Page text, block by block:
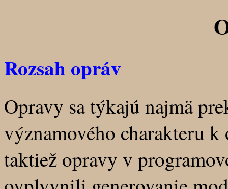
Rozsah opráv
Opravy sa týkajú najmä
významového charakteru
taktiež opravy v